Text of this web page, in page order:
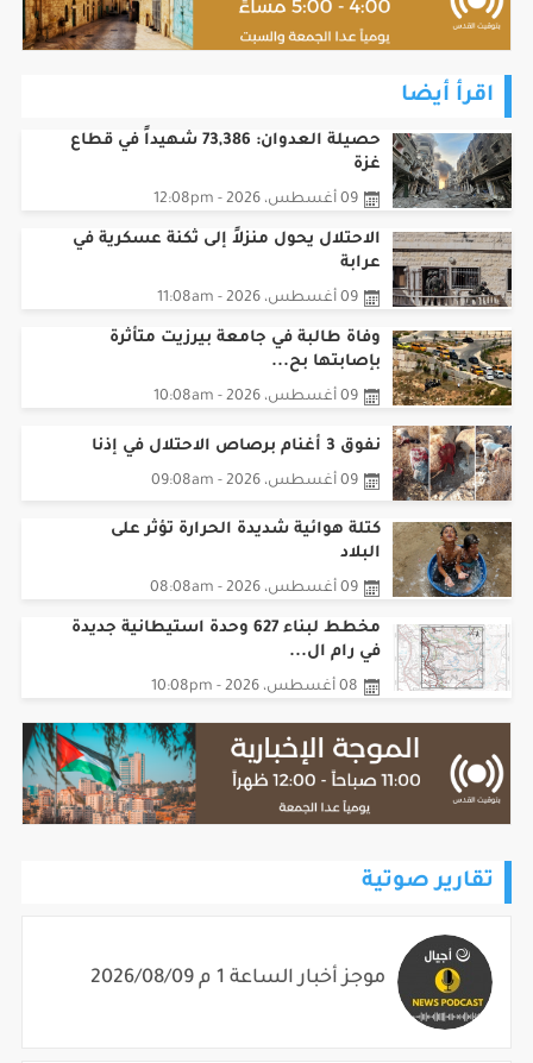
غزة
09 أغسطس، 2026 - 12:08pm
الاحتلال يحول منزلاً إلى ثكنة عسكرية في
عرابة
09 أغسطس، 2026 - 11:08am
وفاة طالبة في جامعة بيرزيت متأثرة
بإصابتها بح...
09 أغسطس، 2026 - 10:08am
09 أغسطس، 2026 - 09:08am
البلاد
09 أغسطس، 2026 - 08:08am
في رام ال...
08 أغسطس، 2026 - 10:08pm